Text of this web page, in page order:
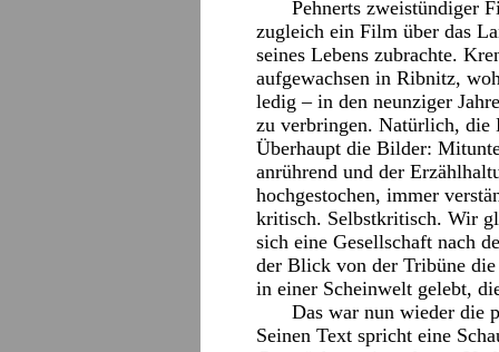
Pehnerts zweistündiger
zugleich ein Film über das
seines Lebens zubrachte.
aufgewachsen in Ribnitz,
ledig – in den neunziger
zu verbringen. Natürlich, die
Überhaupt die Bilder:
anrührend und der
hochgestochen, immer
kritisch. Selbstkritisch. Wir
sich eine Gesellschaft nach
der Blick von der Tribüne
in einer Scheinwelt gelebt,
Das war nun wieder die
Seinen Text spricht eine